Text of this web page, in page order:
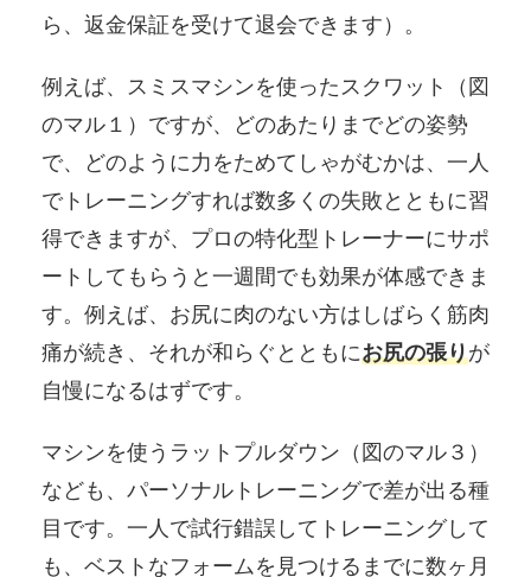
ら、返金保証を受けて退会できます）。
例えば、スミスマシンを使ったスクワット（図
のマル１）ですが、どのあたりまでどの姿勢
で、どのように力をためてしゃがむかは、一人
でトレーニングすれば数多くの失敗とともに習
得できますが、プロの特化型トレーナーにサポ
ートしてもらうと一週間でも効果が体感できま
す。例えば、お尻に肉のない方はしばらく筋肉
痛が続き、それが和らぐとともにお尻の張りが
自慢になるはずです。
マシンを使うラットプルダウン（図のマル３）
なども、パーソナルトレーニングで差が出る種
目です。一人で試行錯誤してトレーニングして
も、ベストなフォームを見つけるまでに数ヶ月